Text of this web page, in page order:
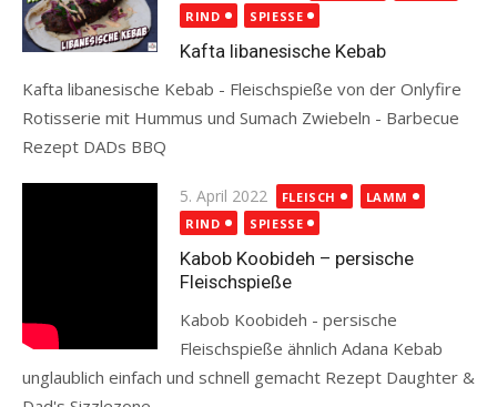
on
RIND
SPIESSE
Kafta libanesische Kebab
Kafta libanesische Kebab - Fleischspieße von der Onlyfire
Rotisserie mit Hummus und Sumach Zwiebeln - Barbecue
Rezept DADs BBQ
Posted
on
5. April 2022 FLEISCH
LAMM
RIND
SPIESSE
Kabob Koobideh – persische
Fleischspieße
Kabob Koobideh - persische
Fleischspieße ähnlich Adana Kebab
unglaublich einfach und schnell gemacht Rezept Daughter &